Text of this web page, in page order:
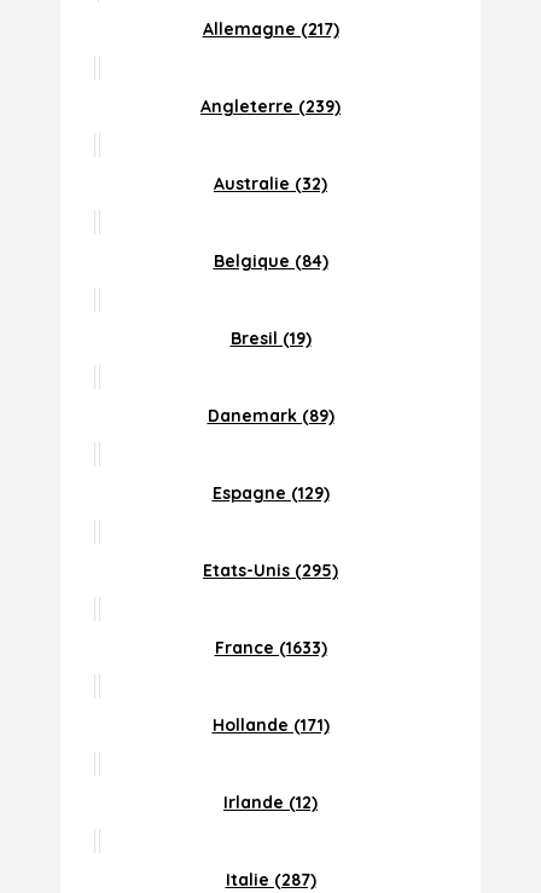
Allemagne (217)
Angleterre (239)
Australie (32)
Belgique (84)
Bresil (19)
Danemark (89)
Espagne (129)
Etats-Unis (295)
France (1633)
Hollande (171)
Irlande (12)
Italie (287)